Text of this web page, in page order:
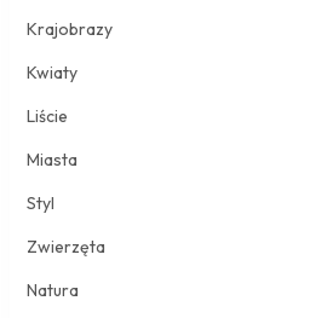
Krajobrazy
Kwiaty
Liście
Miasta
Styl
Zwierzęta
Natura